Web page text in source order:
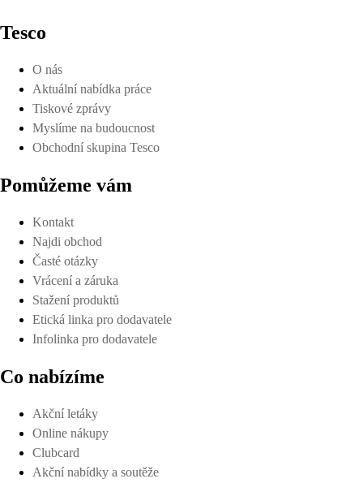
Tesco
O nás
Aktuální nabídka práce
Tiskové zprávy
Myslíme na budoucnost
Obchodní skupina Tesco
Pomůžeme vám
Kontakt
Najdi obchod
Časté otázky
Vrácení a záruka
Stažení produktů
Etická linka pro dodavatele
Infolinka pro dodavatele
Co nabízíme
Akční letáky
Online nákupy
Clubcard
Akční nabídky a soutěže